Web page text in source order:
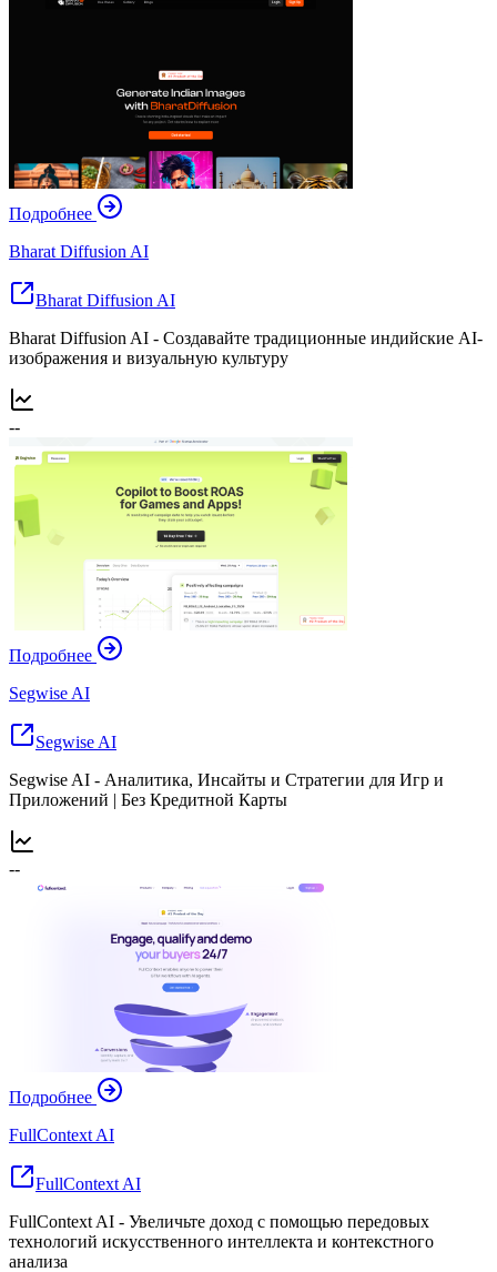
Подробнее
Bharat Diffusion AI
Bharat Diffusion AI
Bharat Diffusion AI - Создавайте традиционные индийские AI-
изображения и визуальную культуру
--
Подробнее
Segwise AI
Segwise AI
Segwise AI - Аналитика, Инсайты и Стратегии для Игр и
Приложений | Без Кредитной Карты
--
Подробнее
FullContext AI
FullContext AI
FullContext AI - Увеличьте доход с помощью передовых
технологий искусственного интеллекта и контекстного
анализа